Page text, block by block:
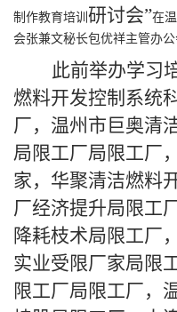
制作教育培训 研讨会”在
会张兼文秘长包优祥主管办公
此前举办学习
燃料开发控制系统
厂，温州市巨奥清
局限工厂局限工厂
家，华聚清洁燃料
厂经济提升局限工
降耗枝术局限工厂
实业受限厂家局限
限工厂局限工厂，